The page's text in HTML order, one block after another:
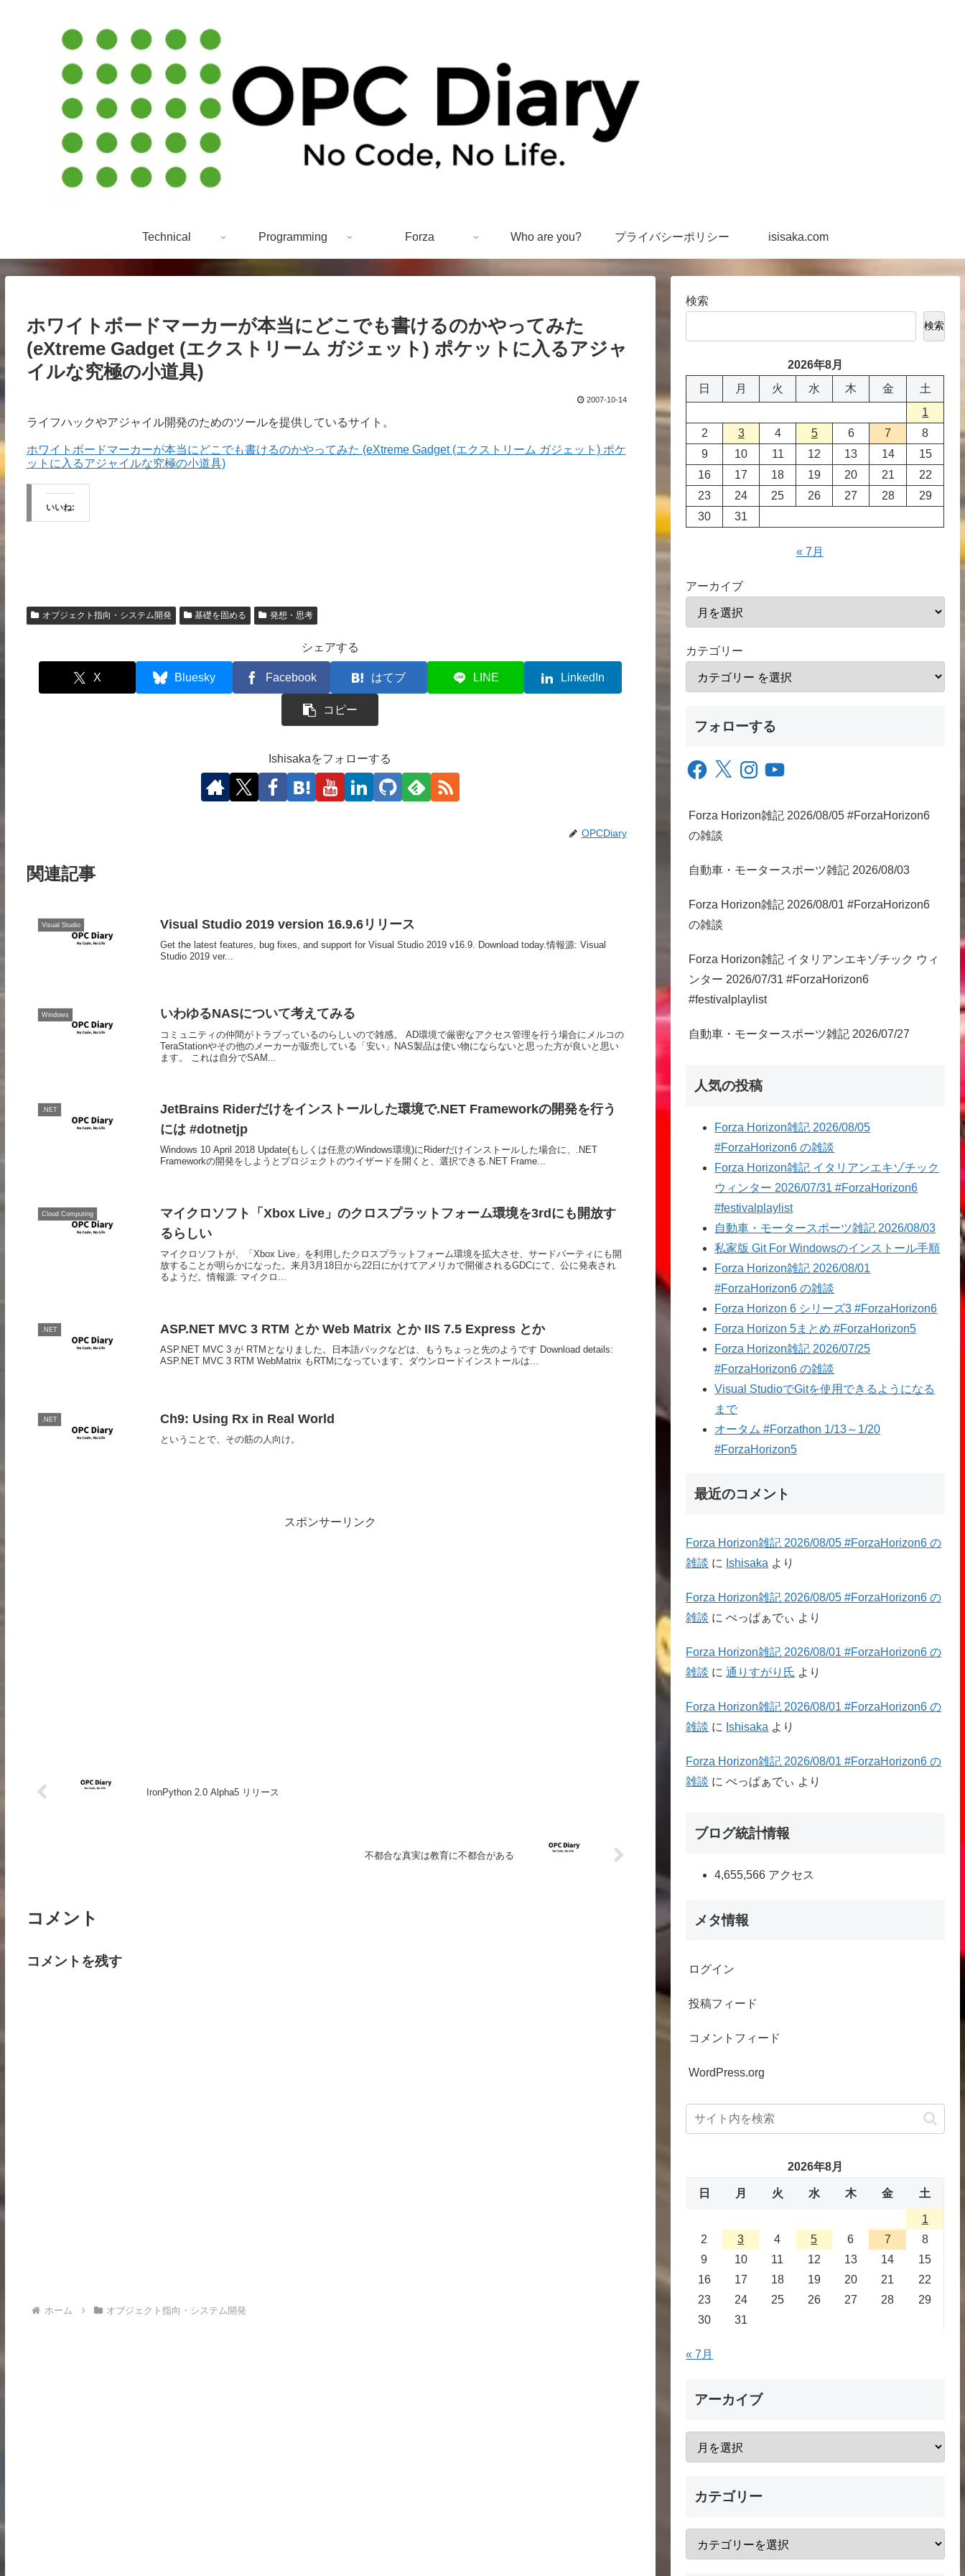
Technical Programming Forza Who are you? プライバシーポリシー isisaka.com
ホワイトボードマーカーが本当にどこでも書けるのかやってみた
(eXtreme Gadget (エクストリーム ガジェット) ポケットに入るアジャ
イルな究極の小道具)
2007-10-14
ライフハックやアジャイル開発のためのツールを提供しているサイト。
ホワイトボードマーカーが本当にどこでも書けるのかやってみた (eXtreme Gadget (エクストリーム ガジェット) ポケ
ットに入るアジャイルな究極の小道具)
いいね:
オブジェクト指向・システム開発 基礎を固める 発想・思考
シェアする
X Bluesky Facebook はてブ LINE LinkedIn
コピー
Ishisakaをフォローする
OPCDiary
関連記事
Visual Studio Visual Studio 2019 version 16.9.6リリース
Get the latest features, bug fixes, and support for Visual Studio 2019 v16.9. Download today.情報源: Visual
Studio 2019 ver...
Windows いわゆるNASについて考えてみる
コミュニティの仲間がトラブっているのらしいので雑感。 AD環境で厳密なアクセス管理を行う場合にメルコの
TeraStationやその他のメーカーが販売している「安い」NAS製品は使い物にならないと思った方が良いと思い
ます。 これは自分でSAM...
.NET
JetBrains Riderだけをインストールした環境で.NET Frameworkの開発を行う
には #dotnetjp
Windows 10 April 2018 Update(もしくは任意のWindows環境)にRiderだけインストールした場合に、.NET
Frameworkの開発をしようとプロジェクトのウイザードを開くと、選択できる.NET Frame...
Cloud Computing
マイクロソフト「Xbox Live」のクロスプラットフォーム環境を3rdにも開放す
るらしい
マイクロソフトが、「Xbox Live」を利用したクロスプラットフォーム環境を拡大させ、サードパーティにも開
放することが明らかになった。来月3月18日から22日にかけてアメリカで開催されるGDCにて、公に発表され
るようだ。情報源: マイクロ...
.NET ASP.NET MVC 3 RTM とか Web Matrix とか IIS 7.5 Express とか
ASP.NET MVC 3 が RTMとなりました。日本語パックなどは、もうちょっと先のようです Download details:
ASP.NET MVC 3 RTM WebMatrix もRTMになっています。ダウンロードインストールは...
.NET Ch9: Using Rx in Real World
ということで、その筋の人向け。
スポンサーリンク
IronPython 2.0 Alpha5 リリース
不都合な真実は教育に不都合がある
コメント
コメントを残す
ホーム オブジェクト指向・システム開発
検索
検索
2026年8月
日
月 火 水 木 金
土
1
2
3 4 5 6 7
8
9
10 11 12 13 14
15
16
17 18 19 20 21
22
23
24 25 26 27 28
29
30
31
« 7月
アーカイブ
カテゴリー
フォローする
Facebook
X InstagramYouTube
Forza Horizon雑記 2026/08/05 #ForzaHorizon6
の雑談
自動車・モータースポーツ雑記 2026/08/03
Forza Horizon雑記 2026/08/01 #ForzaHorizon6
の雑談
Forza Horizon雑記 イタリアンエキゾチック ウィ
ンター 2026/07/31 #ForzaHorizon6
#festivalplaylist
自動車・モータースポーツ雑記 2026/07/27
人気の投稿
Forza Horizon雑記 2026/08/05
#ForzaHorizon6 の雑談
Forza Horizon雑記 イタリアンエキゾチック
ウィンター 2026/07/31 #ForzaHorizon6
#festivalplaylist
自動車・モータースポーツ雑記 2026/08/03
私家版 Git For Windowsのインストール手順
Forza Horizon雑記 2026/08/01
#ForzaHorizon6 の雑談
Forza Horizon 6 シリーズ3 #ForzaHorizon6
Forza Horizon 5まとめ #ForzaHorizon5
Forza Horizon雑記 2026/07/25
#ForzaHorizon6 の雑談
Visual StudioでGitを使用できるようになる
まで
オータム #Forzathon 1/13～1/20
#ForzaHorizon5
最近のコメント
Forza Horizon雑記 2026/08/05 #ForzaHorizon6 の
雑談 に Ishisaka より
Forza Horizon雑記 2026/08/05 #ForzaHorizon6 の
雑談 にぺっぱぁでぃ より
Forza Horizon雑記 2026/08/01 #ForzaHorizon6 の
雑談 に通りすがり氏 より
Forza Horizon雑記 2026/08/01 #ForzaHorizon6 の
雑談 に Ishisaka より
Forza Horizon雑記 2026/08/01 #ForzaHorizon6 の
雑談 にぺっぱぁでぃ より
ブログ統計情報
4,655,566 アクセス
メタ情報
ログイン
投稿フィード
コメントフィード
WordPress.org
2026年8月
日 月 火 水 木 金 土
1
2
3 4 5 6 7
8
9
10 11 12 13 14
15
16
17 18 19 20 21
22
23
24 25 26 27 28
29
30
31
« 7月
アーカイブ
カテゴリー